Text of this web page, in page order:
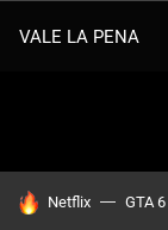
VALE LA PENA
HOY SE HABLA DE
Netflix GTA 6